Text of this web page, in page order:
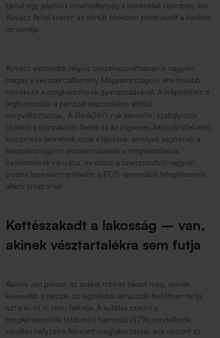
társul egy jelentős bizalmatlanság a bankokkal szemben, bár
Kovács Antal szerint az elmúlt években sokat javult a bankok
renoméja.
Kovács elmondta: régiós összehasonlításban is nagyon
magas a készpénzállomány Magyarországon, ami tovább
növekszik a megtakarítások gyarapodásával. A leépítéshez a
legfontosabb a pénzzel kapcsolatos attitűd
megváltoztatása. A Bank360-nak kiemelte: szabályozói
oldalról a tranzakciós illeték és az ingyenes készpénzfelvétel
kivezetése lennének azok a lépések, amelyek segítenék a
készpénzvagyon átcsatornázását a megtakarítások,
befektetések irányába, és ebből a szempontból nagyon
pozitív lépésként értékelte a POS-terminálok telepítésének
állami programját.
Kettészakadt a lakosság – van,
akinek vésztartalékra sem futja
Akinek van pénze, az sokkal többet takarít meg, akinek
kevesebb a pénze, az legfeljebb látraszóló betétben tartja
azt a kicsit is, nem fialtatja. A kutatás szerint a
megkérdezettek több mint harmada (37%) rendelkezik
váratlan helyzetre félretett megtakarítással, ami viszont az